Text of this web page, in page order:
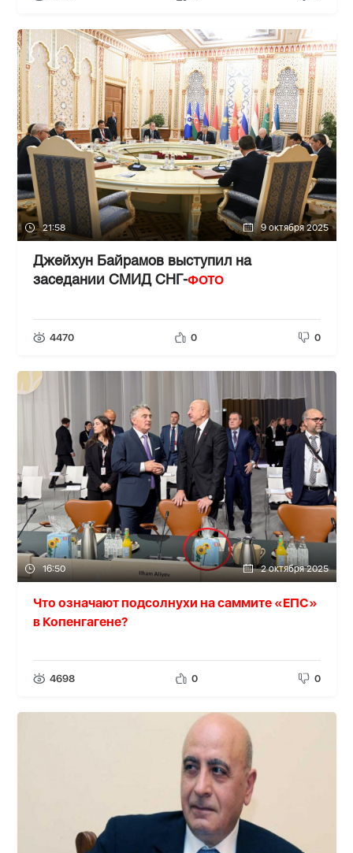
21:58 9 октября 2025
Джейхун Байрамов выступил на
заседании СМИД СНГ-ФОТО
4470 0 0
16:50 2 октября 2025
Что означают подсолнухи на саммите «ЕПС»
в Копенгагене?
4698 0 0